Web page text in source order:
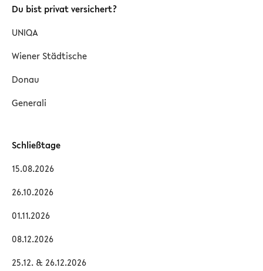
Du bist privat versichert?
UNIQA
Wiener Städtische
Donau
Generali
Schließtage
15.08.2026
26.10.2026
01.11.2026
08.12.2026
25.12. & 26.12.2026